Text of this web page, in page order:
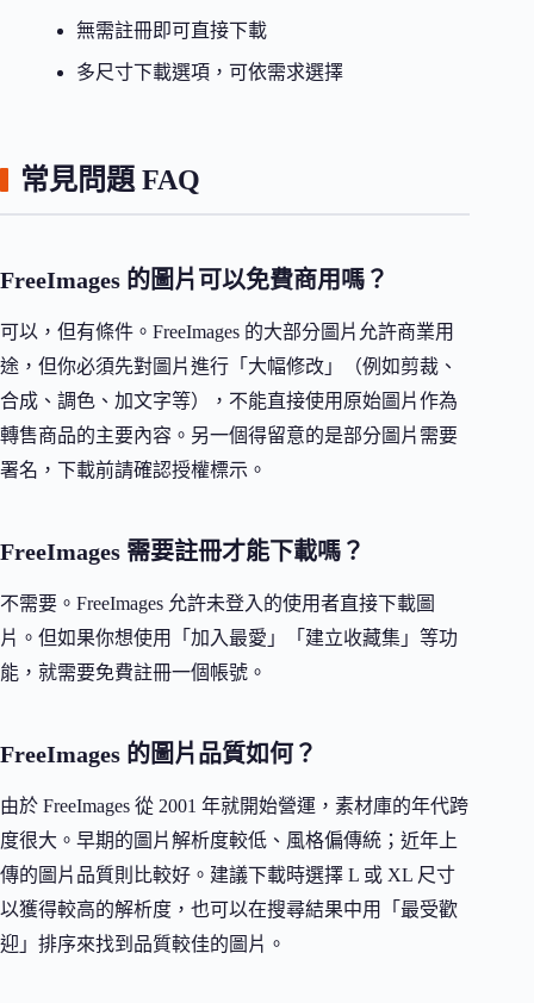
無需註冊即可直接下載
多尺寸下載選項，可依需求選擇
常見問題 FAQ
FreeImages 的圖片可以免費商用嗎？
可以，但有條件。FreeImages 的大部分圖片允許商業用
途，但你必須先對圖片進行「大幅修改」（例如剪裁、
合成、調色、加文字等），不能直接使用原始圖片作為
轉售商品的主要內容。另一個得留意的是部分圖片需要
署名，下載前請確認授權標示。
FreeImages 需要註冊才能下載嗎？
不需要。FreeImages 允許未登入的使用者直接下載圖
片。但如果你想使用「加入最愛」「建立收藏集」等功
能，就需要免費註冊一個帳號。
FreeImages 的圖片品質如何？
由於 FreeImages 從 2001 年就開始營運，素材庫的年代跨
度很大。早期的圖片解析度較低、風格偏傳統；近年上
傳的圖片品質則比較好。建議下載時選擇 L 或 XL 尺寸
以獲得較高的解析度，也可以在搜尋結果中用「最受歡
迎」排序來找到品質較佳的圖片。